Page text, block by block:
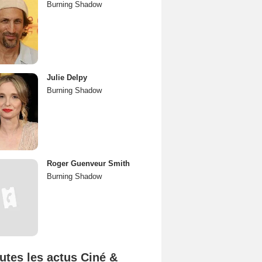
Burning Shadow
Julie Delpy
Burning Shadow
Roger Guenveur Smith
Burning Shadow
les actus Ciné &